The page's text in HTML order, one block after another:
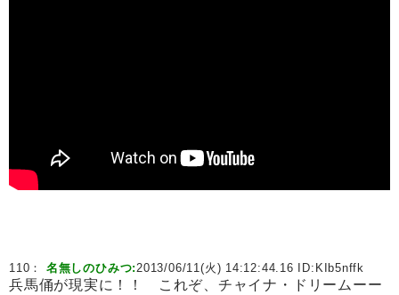
110： 名無しのひみつ:2013/06/11(火) 14:12:44.16 ID: KIb5nffk
兵馬俑が現実に！！ これぞ、チャイナ・ドリームーー